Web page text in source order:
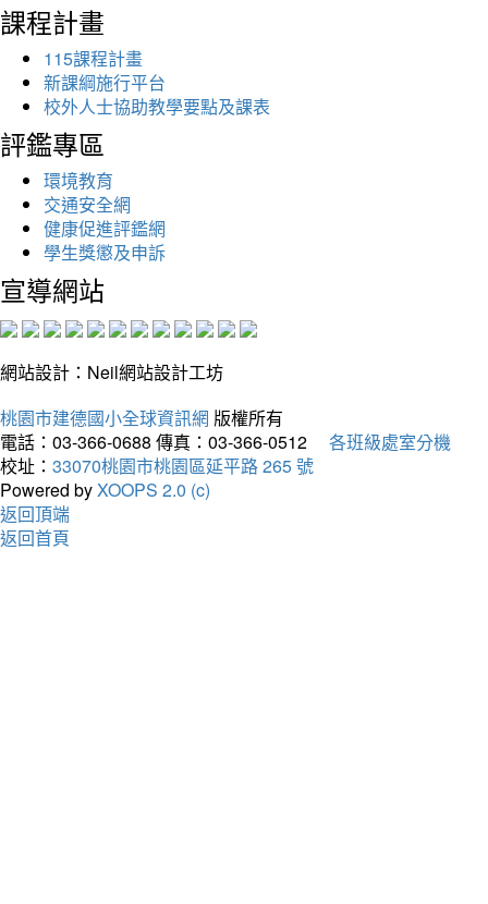
課程計畫
115課程計畫
新課綱施行平台
校外人士協助教學要點及課表
評鑑專區
環境教育
交通安全網
健康促進評鑑網
學生獎懲及申訴
宣導網站
網站設計：Neil網站設計工坊
桃園市建德國小全球資訊網 版權所有
電話：03-366-0688 傳真：03-366-0512
各班級處室分機
校址： 33070桃園市桃園區延平路 265 號
Powered byXOOPS 2.0 (c)
返回頂端
返回首頁